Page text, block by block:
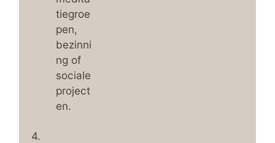
tiegroe
pen,
bezinni
ng of
sociale
project
en.
4.